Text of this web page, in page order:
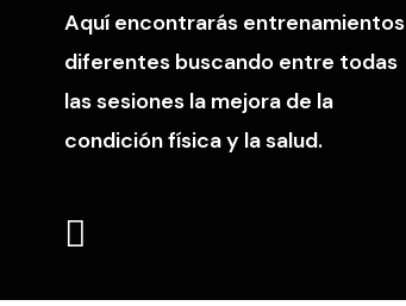
Aquí encontrarás entrenamientos
diferentes buscando entre todas
las sesiones la mejora de la
condición física y la salud.